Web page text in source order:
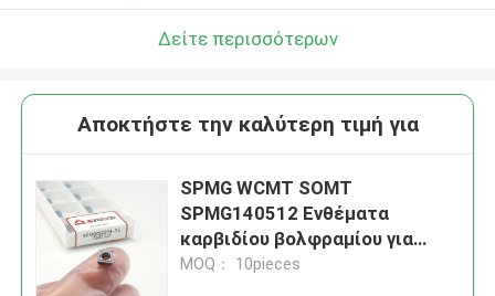
Δείτε περισσότερων
Αποκτήστε την καλύτερη τιμή για
SPMG WCMT SOMT
SPMG140512 Ενθέματα
καρβιδίου βολφραμίου για
ακριβή κατεργασία μετάλλων
MOQ： 10pieces